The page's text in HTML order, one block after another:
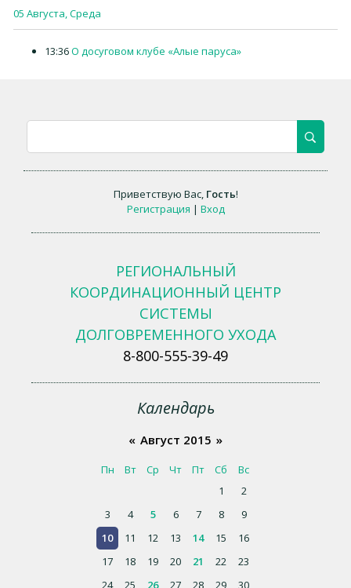
05 Августа, Среда
13:36О досуговом клубе «Алые паруса»
Приветствую Вас, Гость!
Регистрация | Вход
РЕГИОНАЛЬНЫЙ
КООРДИНАЦИОННЫЙ ЦЕНТР
СИСТЕМЫ
ДОЛГОВРЕМЕННОГО УХОДА
8-800-555-39-49
Календарь
« Август 2015 »
Пн Вт Ср Чт Пт Сб
Вс
1
2
3
4 5 6 7 8
9
10
11 12 13 14 15
16
17
18 19 20 21 22
23
24
25 26 27 28 29 30